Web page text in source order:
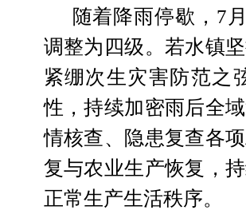
随着降雨停歇，7
调整为四级。若水镇
紧绷次生灾害防范之
性，持续加密雨后全
情核查、隐患复查各
复与农业生产恢复，
正常生产生活秩序。